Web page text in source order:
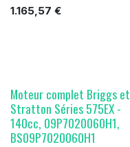
1.165,57 €
Moteur complet Briggs et
Stratton Séries 575EX -
140cc, 09P7020060H1,
BS09P7020060H1